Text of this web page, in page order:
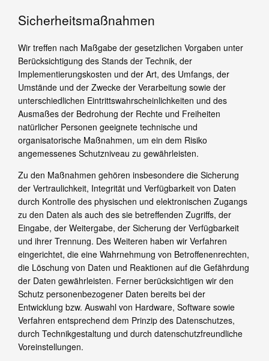
Sicherheitsmaßnahmen
Wir treffen nach Maßgabe der gesetzlichen Vorgaben unter
Berücksichtigung des Stands der Technik, der
Implementierungskosten und der Art, des Umfangs, der
Umstände und der Zwecke der Verarbeitung sowie der
unterschiedlichen Eintrittswahrscheinlichkeiten und des
Ausmaßes der Bedrohung der Rechte und Freiheiten
natürlicher Personen geeignete technische und
organisatorische Maßnahmen, um ein dem Risiko
angemessenes Schutzniveau zu gewährleisten.
Zu den Maßnahmen gehören insbesondere die Sicherung
der Vertraulichkeit, Integrität und Verfügbarkeit von Daten
durch Kontrolle des physischen und elektronischen Zugangs
zu den Daten als auch des sie betreffenden Zugriffs, der
Eingabe, der Weitergabe, der Sicherung der Verfügbarkeit
und ihrer Trennung. Des Weiteren haben wir Verfahren
eingerichtet, die eine Wahrnehmung von Betroffenenrechten,
die Löschung von Daten und Reaktionen auf die Gefährdung
der Daten gewährleisten. Ferner berücksichtigen wir den
Schutz personenbezogener Daten bereits bei der
Entwicklung bzw. Auswahl von Hardware, Software sowie
Verfahren entsprechend dem Prinzip des Datenschutzes,
durch Technikgestaltung und durch datenschutzfreundliche
Voreinstellungen.